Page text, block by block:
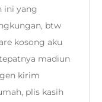
ini yang
btw
kosong aku
madiun
kirim
plis kasih